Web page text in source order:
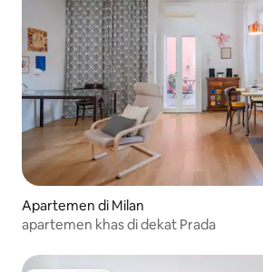
Apartemen di Milan
apartemen khas di dekat Prada